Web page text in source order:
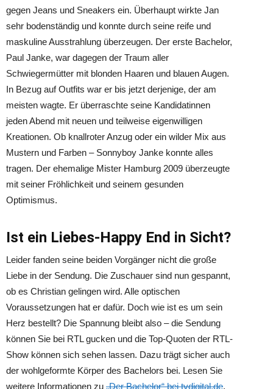
gegen Jeans und Sneakers ein. Überhaupt wirkte Jan
sehr bodenständig und konnte durch seine reife und
maskuline Ausstrahlung überzeugen. Der erste Bachelor,
Paul Janke, war dagegen der Traum aller
Schwiegermütter mit blonden Haaren und blauen Augen.
In Bezug auf Outfits war er bis jetzt derjenige, der am
meisten wagte. Er überraschte seine Kandidatinnen
jeden Abend mit neuen und teilweise eigenwilligen
Kreationen. Ob knallroter Anzug oder ein wilder Mix aus
Mustern und Farben – Sonnyboy Janke konnte alles
tragen. Der ehemalige Mister Hamburg 2009 überzeugte
mit seiner Fröhlichkeit und seinem gesunden
Optimismus.
Ist ein Liebes-Happy End in Sicht?
Leider fanden seine beiden Vorgänger nicht die große
Liebe in der Sendung. Die Zuschauer sind nun gespannt,
ob es Christian gelingen wird. Alle optischen
Voraussetzungen hat er dafür. Doch wie ist es um sein
Herz bestellt? Die Spannung bleibt also – die Sendung
können Sie bei RTL gucken und die Top-Quoten der RTL-
Show können sich sehen lassen. Dazu trägt sicher auch
der wohlgeformte Körper des Bachelors bei. Lesen Sie
weitere Informationen zu „Der Bachelor“ bei tvdigital.de.